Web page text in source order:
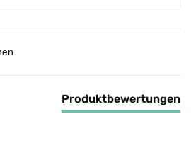
Produktbewertungen